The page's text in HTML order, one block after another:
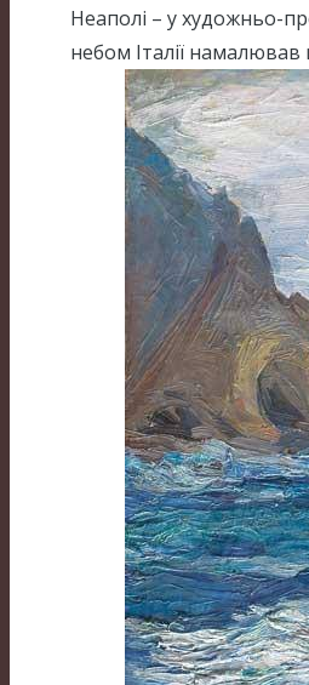
Неаполі – у художньо-
небом Італії